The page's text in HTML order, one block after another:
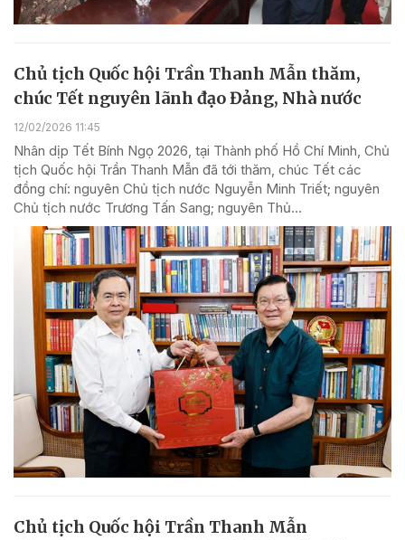
Chủ tịch Quốc hội Trần Thanh Mẫn thăm,
chúc Tết nguyên lãnh đạo Đảng, Nhà nước
12/02/2026 11:45
Nhân dịp Tết Bính Ngọ 2026, tại Thành phố Hồ Chí Minh, Chủ
tịch Quốc hội Trần Thanh Mẫn đã tới thăm, chúc Tết các
đồng chí: nguyên Chủ tịch nước Nguyễn Minh Triết; nguyên
Chủ tịch nước Trương Tấn Sang; nguyên Thủ...
Chủ tịch Quốc hội Trần Thanh Mẫn